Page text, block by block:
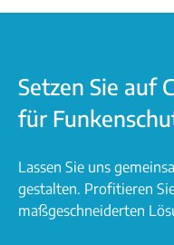
Setzen Sie auf
für
Lassen Sie uns
gestalten. Profitieren
maßgeschneiderten